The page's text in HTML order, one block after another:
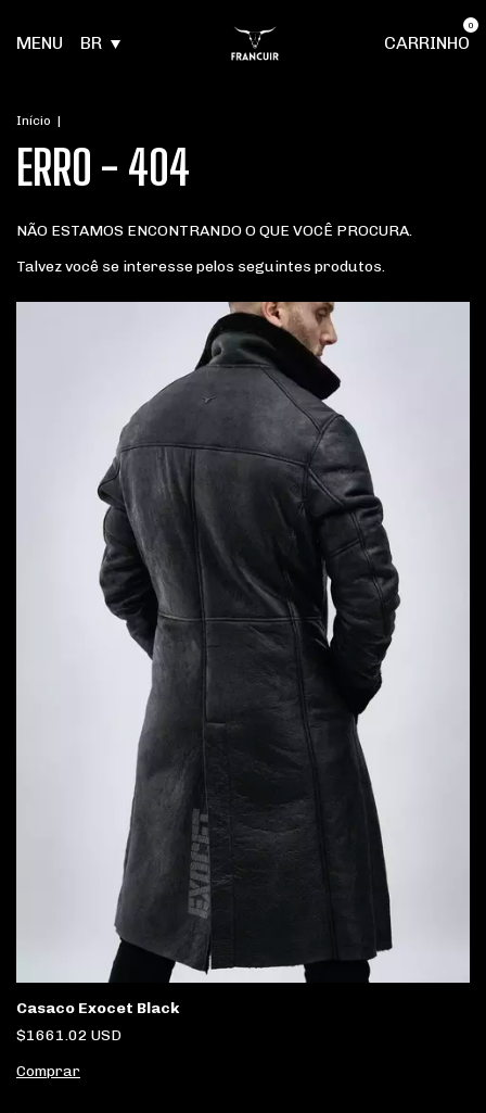
MENU BR CARRINHO
0
Início |
ERRO - 404
NÃO ESTAMOS ENCONTRANDO O QUE VOCÊ PROCURA.
Talvez você se interesse pelos seguintes produtos.
Casaco Exocet Black
$1661.02 USD
Comprar